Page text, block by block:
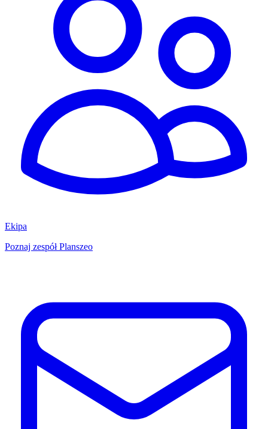
Ekipa
Poznaj zespół Planszeo